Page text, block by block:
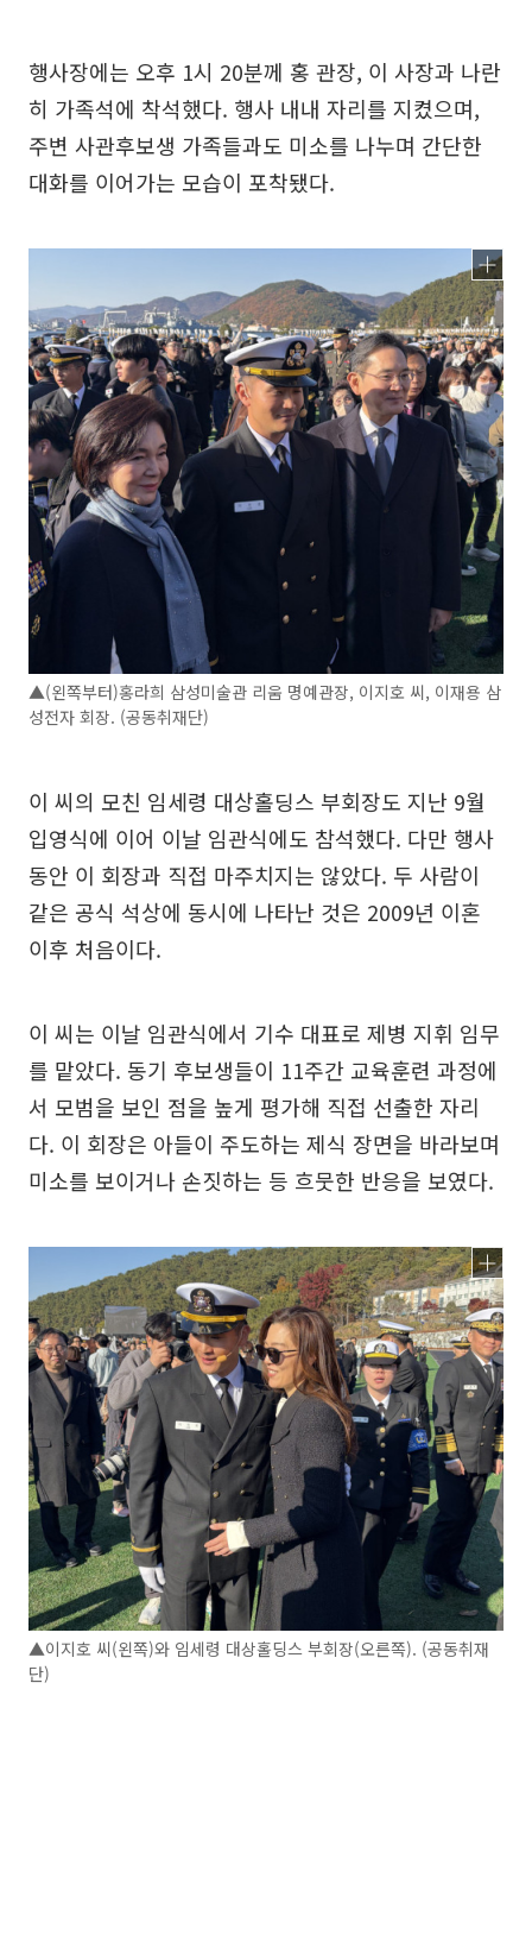
행사장에는 오후 1시 20분께 홍 관장, 이 사장과 나란
히 가족석에 착석했다. 행사 내내 자리를 지켰으며,
주변 사관후보생 가족들과도 미소를 나누며 간단한
대화를 이어가는 모습이 포착됐다.
▲(왼쪽부터)홍라희 삼성미술관 리움 명예관장, 이지호 씨, 이재용 삼
성전자 회장. (공동취재단)
이 씨의 모친 임세령 대상홀딩스 부회장도 지난 9월
입영식에 이어 이날 임관식에도 참석했다. 다만 행사
동안 이 회장과 직접 마주치지는 않았다. 두 사람이
같은 공식 석상에 동시에 나타난 것은 2009년 이혼
이후 처음이다.
이 씨는 이날 임관식에서 기수 대표로 제병 지휘 임무
를 맡았다. 동기 후보생들이 11주간 교육훈련 과정에
서 모범을 보인 점을 높게 평가해 직접 선출한 자리
다. 이 회장은 아들이 주도하는 제식 장면을 바라보며
미소를 보이거나 손짓하는 등 흐뭇한 반응을 보였다.
▲이지호 씨(왼쪽)와 임세령 대상홀딩스 부회장(오른쪽). (공동취재
단)